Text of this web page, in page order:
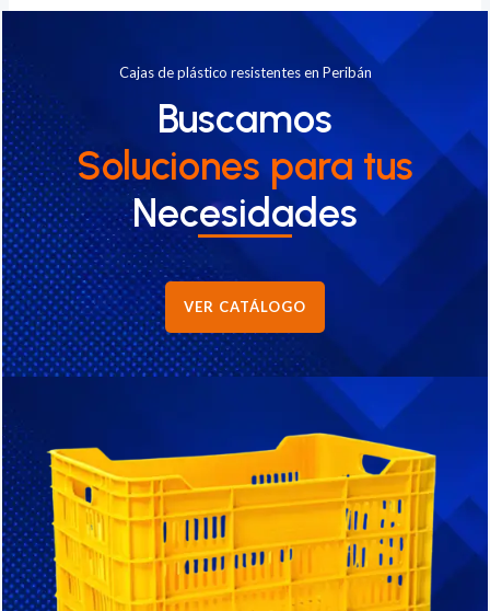
Cajas de plástico resistentes en Peribán
Buscamos
Soluciones para tus
Necesidades
VER CATÁLOGO